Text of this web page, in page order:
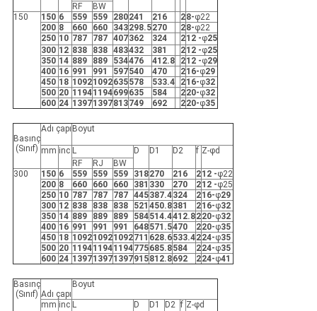
RF
BW
150
150 6 559 559 280241 216 28-φ22
200 8 660 660 343298.5270 28-φ22
250 10 787 787 407362 324 212 -φ25
300 12 838 838 483432 381 212 -φ25
350 14 889 889 534476 412.8 212 -φ29
400 16 991 991 597540 470 216-φ29
450 18 10921092635578 533.4 216-φ32
500 20 11941194699635 584 220-φ32
600 24 13971397813749 692 220-φ35
Basınç
(Sınıf)
Adı çapı Boyut
mm inc L D D1 D2 f Z-φd
RF
RJ
BW
300
150 6 559 559 559 318270 216 212 -φ22
200 8 660 660 660 381 330 270 212 -φ25
250 10 787 787 787 445387.4324 216-φ29
300 12 838 838 838 521 450.8381 216-φ32
350 14 889 889 889 584514.4412.8220-φ32
400 16 991 991 991 648571.5470 220-φ35
450 18 109210921092711 628.6533.4224-φ35
500 20 119411941194775685.8584 224-φ35
600 24 139713971397915812.8692 224-φ41
Basınç
(Sınıf) Adı çapı
Boyut
mm inc L D D1 D2 f Z-φd